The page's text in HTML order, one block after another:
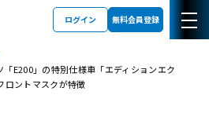
ログイン 無料会員登録
E200」の特別仕様車「エディションエク
ロントマスクが特徴